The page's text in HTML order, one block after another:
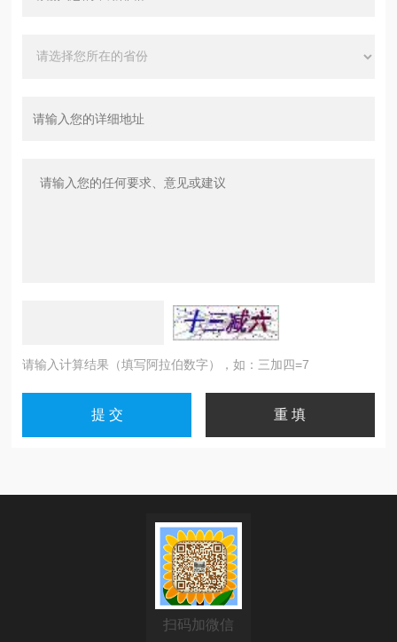
请输入计算结果（填写阿拉伯数字），如：三加四=7
扫码加微信